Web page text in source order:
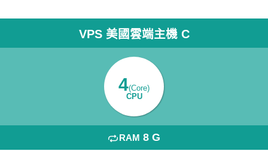
VPS 美國雲端主機 C
4(Core)
CPU
RAM 8 G